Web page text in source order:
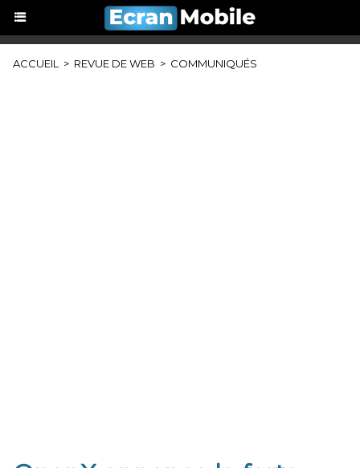
ACCUEIL > REVUE DE WEB > COMMUNIQUÉS